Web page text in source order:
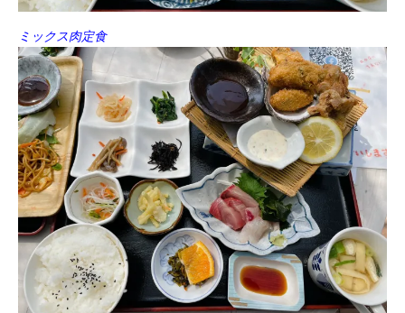
ミックス肉定食